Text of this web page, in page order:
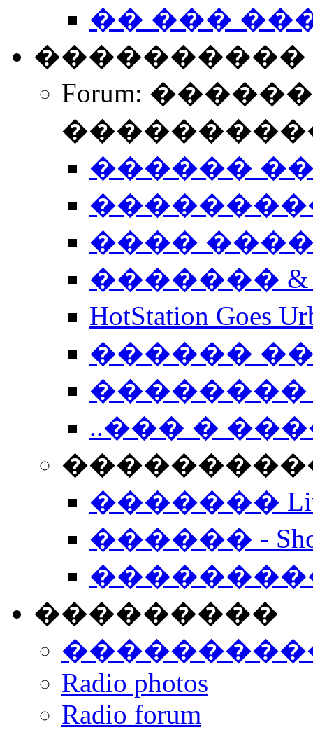
�� ���
����������
Forum:
������
����
�������
HotStation
������
��������
..��� �
����������
�������
������ -
���������
Radio photos
Radio forum